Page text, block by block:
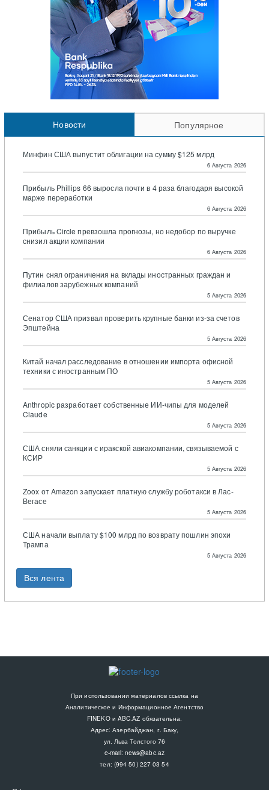
Новости Популярное
Минфин США выпустит облигации на сумму $125 млрд
6 Августа 2026
Прибыль Phillips 66 выросла почти в 4 раза благодаря высокой
марже переработки
6 Августа 2026
Прибыль Circle превзошла прогнозы, но недобор по выручке
снизил акции компании
6 Августа 2026
Путин снял ограничения на вклады иностранных граждан и
филиалов зарубежных компаний
5 Августа 2026
Сенатор США призвал проверить крупные банки из-за счетов
Эпштейна
5 Августа 2026
Китай начал расследование в отношении импорта офисной
техники с иностранным ПО
5 Августа 2026
Anthropic разработает собственные ИИ-чипы для моделей
Claude
5 Августа 2026
США сняли санкции с иракской авиакомпании, связываемой с
КСИР
5 Августа 2026
Zoox от Amazon запускает платную службу роботакси в Лас-
Вегасе
5 Августа 2026
США начали выплату $100 млрд по возврату пошлин эпохи
Трампа
5 Августа 2026
Вся лента
При использовании материалов ссылка на
Аналитическое и Информационное Агентство
FINEKO и ABC.AZ обязательна.
Адрес: Азербайджан, г. Баку,
ул. Льва Толстого 76
e-mail: news@abc.az
тел: (994 50) 227 03 54